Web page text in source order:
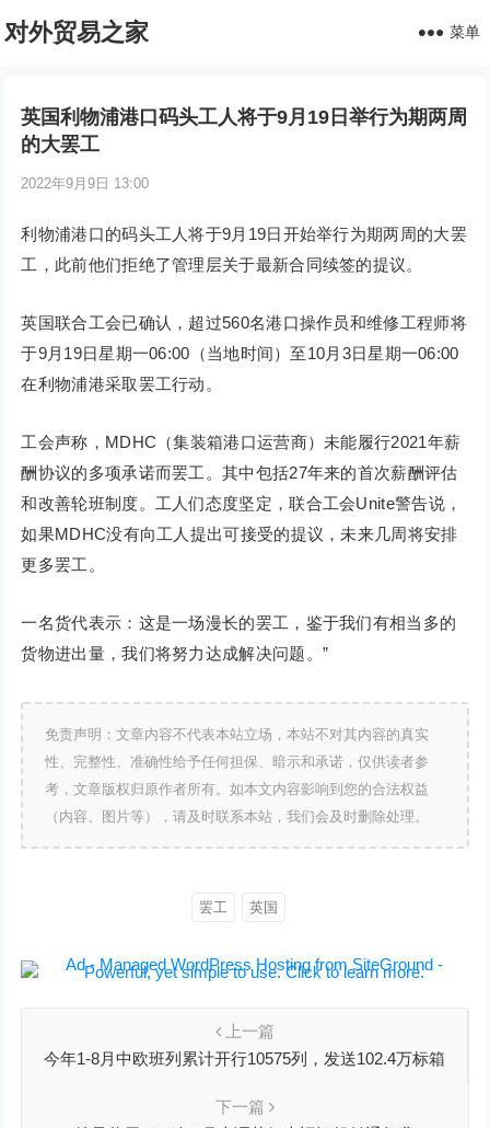
对外贸易之家 菜单
英国利物浦港口码头工人将于9月19日举行为期两周
的大罢工
2022年9月9日 13:00
利物浦港口的码头工人将于9月19日开始举行为期两周的大罢
工，此前他们拒绝了管理层关于最新合同续签的提议。
英国联合工会已确认，超过560名港口操作员和维修工程师将
于9月19日星期一06:00（当地时间）至10月3日星期一06:00
在利物浦港采取罢工行动。
工会声称，MDHC（集装箱港口运营商）未能履行2021年薪
酬协议的多项承诺而罢工。其中包括27年来的首次薪酬评估
和改善轮班制度。工人们态度坚定，联合工会Unite警告说，
如果MDHC没有向工人提出可接受的提议，未来几周将安排
更多罢工。
一名货代表示：这是一场漫长的罢工，鉴于我们有相当多的
货物进出量，我们将努力达成解决问题。”
免责声明：文章内容不代表本站立场，本站不对其内容的真实
性、完整性、准确性给予任何担保、暗示和承诺，仅供读者参
考，文章版权归原作者所有。如本文内容影响到您的合法权益
（内容、图片等），请及时联系本站，我们会及时删除处理。
罢工 英国
上一篇
今年1-8月中欧班列累计开行10575列，发送102.4万标箱
下一篇